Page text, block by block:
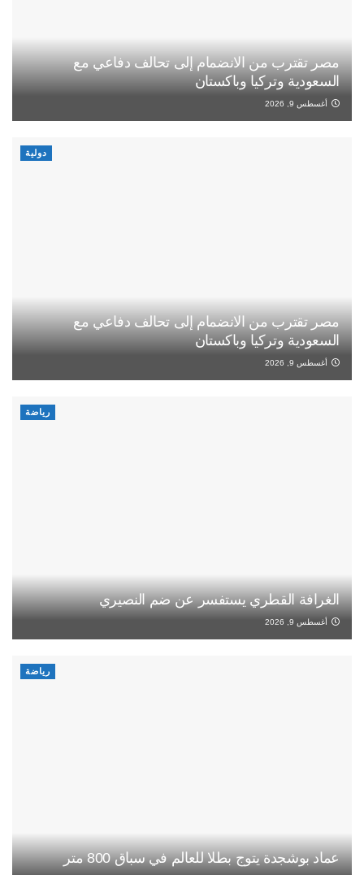
مصر تقترب من الانضمام إلى تحالف دفاعي مع
السعودية وتركيا وباكستان
أغسطس 9, 2026
دولية
مصر تقترب من الانضمام إلى تحالف دفاعي مع
السعودية وتركيا وباكستان
أغسطس 9, 2026
رياضة
الغرافة القطري يستفسر عن ضم النصيري
أغسطس 9, 2026
رياضة
عماد بوشجدة يتوج بطلا للعالم في سباق 800 متر